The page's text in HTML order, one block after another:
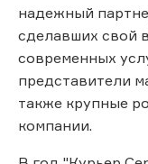
надежный
сделавших свой
современных
представители
также крупные
компании.